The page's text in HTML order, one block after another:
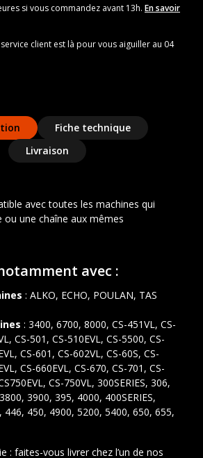
: 1,3 mm
si vous commandez avant 13h. En savoir
client est là pour vous aiguiller au 04
Fiche technique
Livraison
avec toutes les machines qui
ou une chaîne aux mêmes
avec :
: ALKO, ECHO, POULAN, TAS
: 3400, 6700, 8000, CS-451VL, CS-
CS-501, CS-510EVL, CS-5500, CS-
CS-601, CS-602VL, CS-60S, CS-
CS-660EVL, CS-670, CS-701, CS-
CS-750VL, 300SERIES, 306,
3900, 395, 4000, 400SERIES,
446, 450, 4900, 5200, 5400, 650, 655,
: faites-vous livrer chez l’un de nos